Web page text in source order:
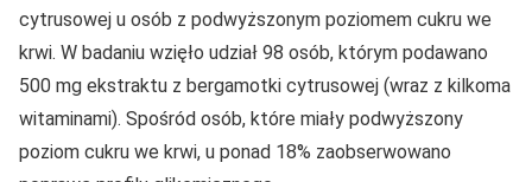
cytrusowej u osób z podwyższonym poziomem cukru we
krwi. W badaniu wzięło udział 98 osób, którym podawano
500 mg ekstraktu z bergamotki cytrusowej (wraz z kilkoma
witaminami). Spośród osób, które miały podwyższony
poziom cukru we krwi, u ponad 18% zaobserwowano